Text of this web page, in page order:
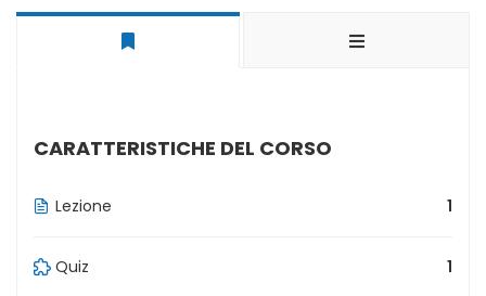
CARATTERISTICHE DEL CORSO
Lezione 1
Quiz 1